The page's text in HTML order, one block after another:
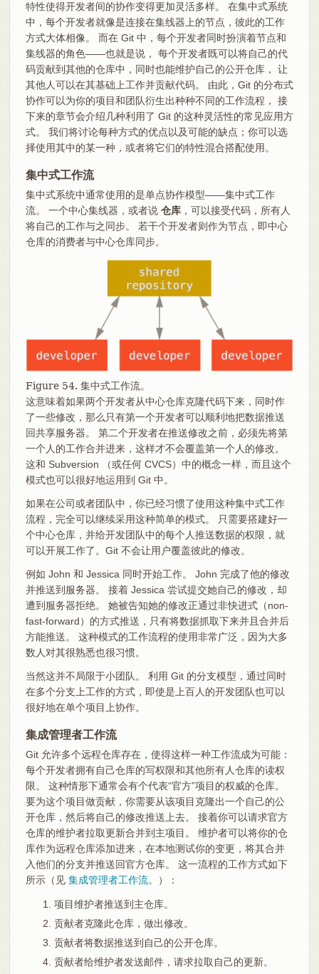
特性使得开发者间的协作变得更加灵活多样。 在集中式系统
中，每个开发者就像是连接在集线器上的节点，彼此的工作
方式大体相像。 而在 Git 中，每个开发者同时扮演着节点和
集线器的角色——也就是说， 每个开发者既可以将自己的代
码贡献到其他的仓库中，同时也能维护自己的公开仓库， 让
其他人可以在其基础上工作并贡献代码。 由此，Git 的分布式
协作可以为你的项目和团队衍生出种种不同的工作流程， 接
下来的章节会介绍几种利用了 Git 的这种灵活性的常见应用方
式。 我们将讨论每种方式的优点以及可能的缺点；你可以选
择使用其中的某一种，或者将它们的特性混合搭配使用。
集中式工作流
集中式系统中通常使用的是单点协作模型——集中式工作
流。 一个中心集线器，或者说 仓库，可以接受代码，所有人
将自己的工作与之同步。 若干个开发者则作为节点，即中心
仓库的消费者与中心仓库同步。
Figure 54. 集中式工作流。
这意味着如果两个开发者从中心仓库克隆代码下来，同时作
了一些修改，那么只有第一个开发者可以顺利地把数据推送
回共享服务器。 第二个开发者在推送修改之前，必须先将第
一个人的工作合并进来，这样才不会覆盖第一个人的修改。
这和 Subversion （或任何 CVCS）中的概念一样，而且这个
模式也可以很好地运用到 Git 中。
如果在公司或者团队中，你已经习惯了使用这种集中式工作
流程，完全可以继续采用这种简单的模式。 只需要搭建好一
个中心仓库，并给开发团队中的每个人推送数据的权限，就
可以开展工作了。Git 不会让用户覆盖彼此的修改。
例如 John 和 Jessica 同时开始工作。 John 完成了他的修改
并推送到服务器。 接着 Jessica 尝试提交她自己的修改，却
遭到服务器拒绝。 她被告知她的修改正通过非快进式（non-
fast-forward）的方式推送，只有将数据抓取下来并且合并后
方能推送。 这种模式的工作流程的使用非常广泛，因为大多
数人对其很熟悉也很习惯。
当然这并不局限于小团队。 利用 Git 的分支模型，通过同时
在多个分支上工作的方式，即使是上百人的开发团队也可以
很好地在单个项目上协作。
集成管理者工作流
Git 允许多个远程仓库存在，使得这样一种工作流成为可能：
每个开发者拥有自己仓库的写权限和其他所有人仓库的读权
限。 这种情形下通常会有个代表“官方”项目的权威的仓库。
要为这个项目做贡献，你需要从该项目克隆出一个自己的公
开仓库，然后将自己的修改推送上去。 接着你可以请求官方
仓库的维护者拉取更新合并到主项目。 维护者可以将你的仓
库作为远程仓库添加进来，在本地测试你的变更，将其合并
入他们的分支并推送回官方仓库。 这一流程的工作方式如下
所示（见 集成管理者工作流。 ）：
项目维护者推送到主仓库。
贡献者克隆此仓库，做出修改。
贡献者将数据推送到自己的公开仓库。
贡献者给维护者发送邮件，请求拉取自己的更新。